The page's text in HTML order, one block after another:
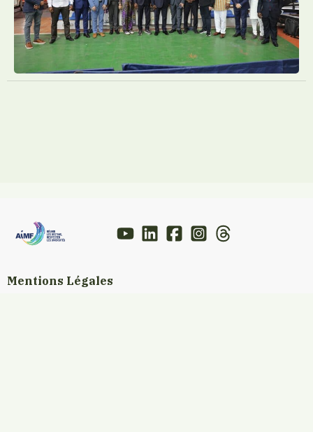
Mentions Légales